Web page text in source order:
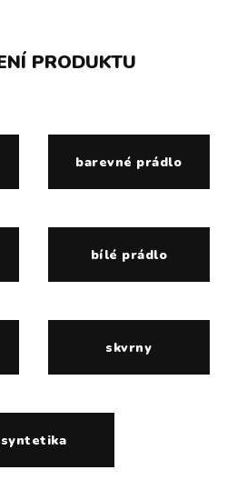
PRODUKTU
barevné prádlo
bílé prádlo
skvrny
syntetika